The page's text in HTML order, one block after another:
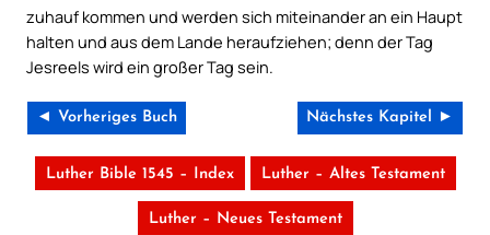
zuhauf kommen und werden sich miteinander an ein Haupt
halten und aus dem Lande heraufziehen; denn der Tag
Jesreels wird ein großer Tag sein.
◄ Vorheriges Buch Nächstes Kapitel ►
Luther Bible 1545 – Index Luther – Altes Testament
Luther – Neues Testament